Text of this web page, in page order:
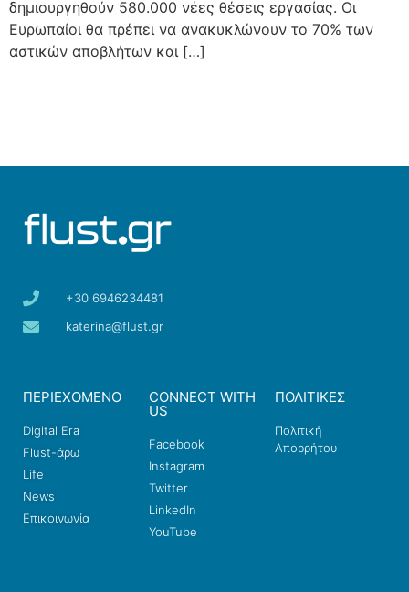
δημιουργηθούν 580.000 νέες θέσεις εργασίας. Οι
Ευρωπαίοι θα πρέπει να ανακυκλώνουν το 70% των
αστικών αποβλήτων και […]
+30 6946234481
katerina@flust.gr
ΠΕΡΙΕΧΟΜΕΝΟ
Digital Era
Flust-άρω
Life
News
Επικοινωνία
CONNECT WITH
US
Facebook
Instagram
Twitter
LinkedIn
YouTube
ΠΟΛΙΤΙΚΕΣ
Πολιτική
Απορρήτου